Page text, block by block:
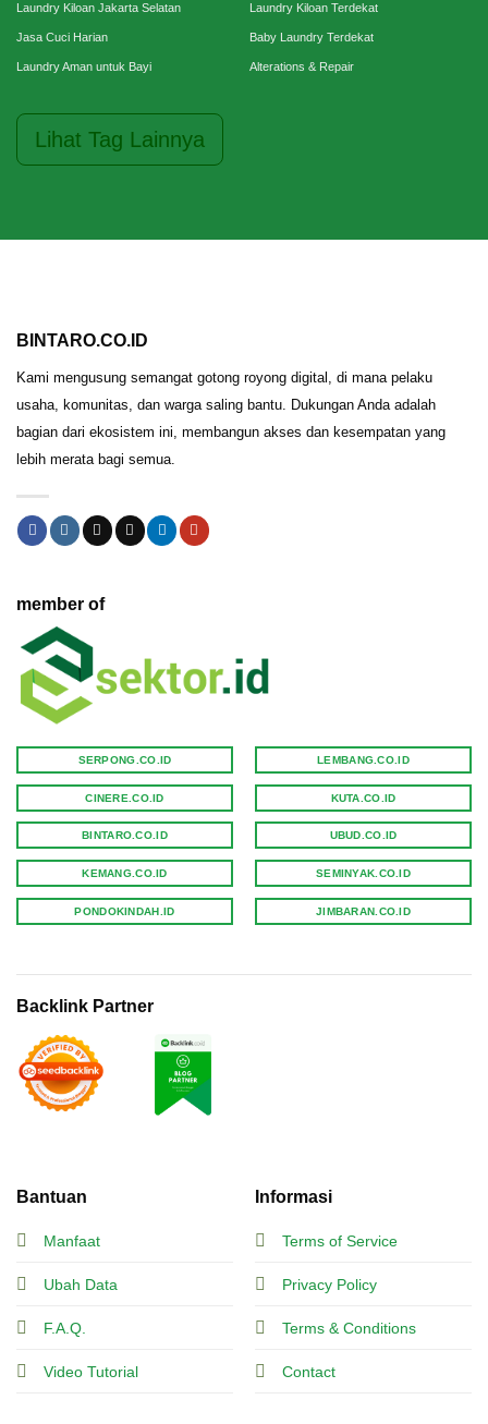
Laundry Kiloan Jakarta Selatan Laundry Kiloan Terdekat
Jasa Cuci Harian Baby Laundry Terdekat
Laundry Aman untuk Bayi Alterations & Repair
Lihat Tag Lainnya
BINTARO.CO.ID
Kami mengusung semangat gotong royong digital, di mana pelaku
usaha, komunitas, dan warga saling bantu. Dukungan Anda adalah
bagian dari ekosistem ini, membangun akses dan kesempatan yang
lebih merata bagi semua.
Bantuan
Manfaat
Ubah Data
F.A.Q.
Video Tutorial
Informasi
Terms of Service
Privacy Policy
Terms & Conditions
Contact
member of
SERPONG.CO.ID
CINERE.CO.ID
BINTARO.CO.ID
KEMANG.CO.ID
PONDOKINDAH.ID
LEMBANG.CO.ID
KUTA.CO.ID
UBUD.CO.ID
SEMINYAK.CO.ID
JIMBARAN.CO.ID
Backlink Partner